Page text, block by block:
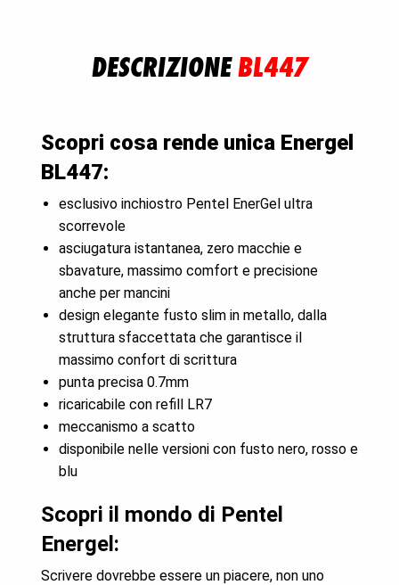
DESCRIZIONEBL447
Scopri cosa rende unica Energel
BL447:
esclusivo inchiostro Pentel EnerGel ultra
scorrevole
asciugatura istantanea, zero macchie e
sbavature, massimo comfort e precisione
anche per mancini
design elegante fusto slim in metallo, dalla
struttura sfaccettata che garantisce il
massimo confort di scrittura
punta precisa 0.7mm
ricaricabile con refill LR7
meccanismo a scatto
disponibile nelle versioni con fusto nero, rosso e
blu
Scopri il mondo di Pentel
Energel:
Scrivere dovrebbe essere un piacere, non uno